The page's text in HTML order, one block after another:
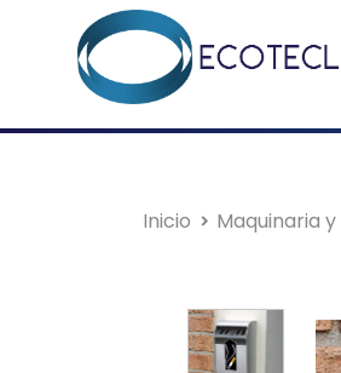
Inicio Maquinaria